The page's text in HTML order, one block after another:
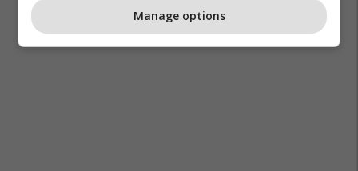
Manage options